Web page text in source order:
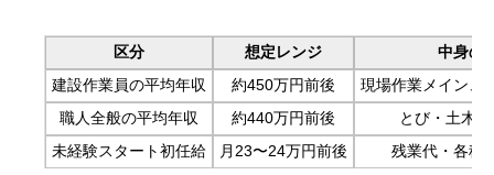
区分 想定レンジ
中身の
建設作業員の平均年収
約450万円前後
現場作業メイン、
職人全般の平均年収
約440万円前後
とび・土木
未経験スタート初任給
月23〜24万円前後 残業代・各種